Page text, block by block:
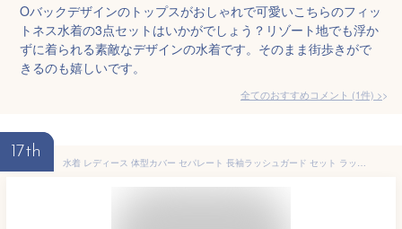
Oバックデザインのトップスがおしゃれで可愛いこちらのフィッ
トネス水着の3点セットはいかがでしょう？リゾート地でも浮か
ずに着られる素敵なデザインの水着です。そのまま街歩きがで
きるのも嬉しいです。
全てのおすすめコメント (1件) >
17th
水着 レディース 体型カバー セパレート 長袖ラッシュガード セット ラッシュガード 上下セット 長袖 フィットネス水着 可愛い 女性 大きいサイズ シンプル おしゃれ レギンス フィットネス UVカット 中学生 高校生 ママ水着 水陸両用 タンキニ FKR